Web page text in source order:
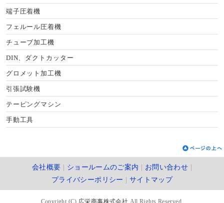
端子圧着機
フェルール圧着機
チューブ加工機
DIN、ダクトカッター
グロメット加工機
引張試験機
テーピングマシン
手動工具
会社概要 ショールームのご案内 お問い合わせ
プライバシーポリシー
サイトマップ
Copyright (C) 広栄商事株式会社 All Rights Reserved.